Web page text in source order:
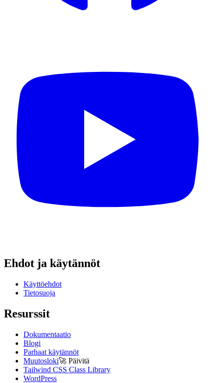
Ehdot ja käytännöt
Käyttöehdot
Tietosuoja
Resurssit
Dokumentaatio
Blogi
Parhaat käytännöt
Muutosloki🚀 Päivitä
Tailwind CSS Class Library
WordPress